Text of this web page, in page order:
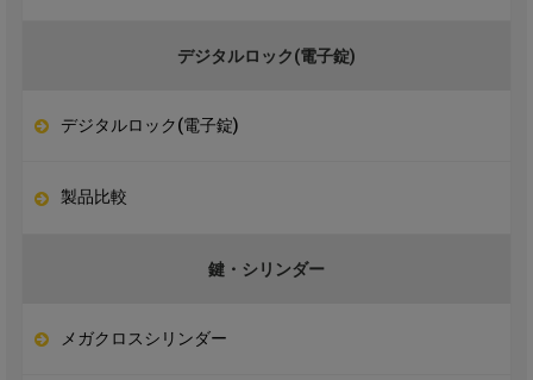
デジタルロック(電子錠)
デジタルロック(電子錠)
製品比較
鍵・シリンダー
メガクロスシリンダー